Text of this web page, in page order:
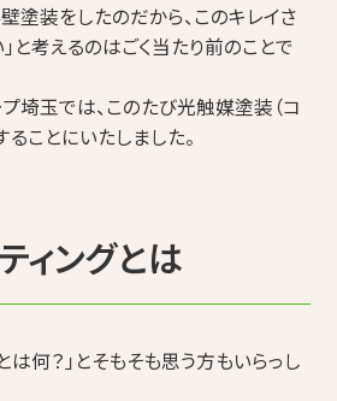
塗装をしたのだから、このキレイさ
と考えるのはごく当たり前のことで
プ埼玉では、このたび光触媒塗装（コ
ることにいたしました。
ィングとは
は何？」とそもそも思う方もいらっし